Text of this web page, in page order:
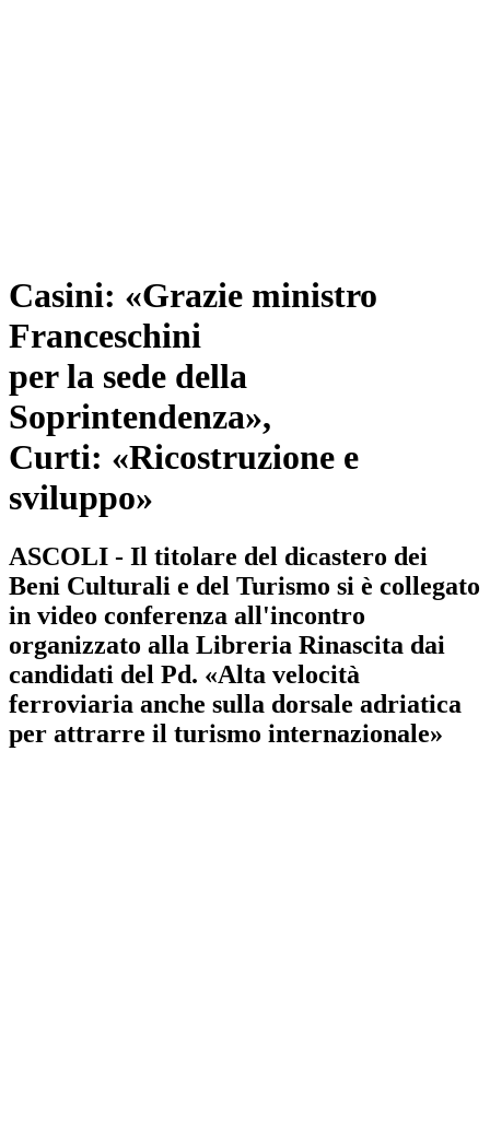
Casini: «Grazie ministro
Franceschini
per la sede della
Soprintendenza»,
Curti: «Ricostruzione e
sviluppo»
ASCOLI - Il titolare del dicastero dei
Beni Culturali e del Turismo si è collegato
in video conferenza all'incontro
organizzato alla Libreria Rinascita dai
candidati del Pd. «Alta velocità
ferroviaria anche sulla dorsale adriatica
per attrarre il turismo internazionale»